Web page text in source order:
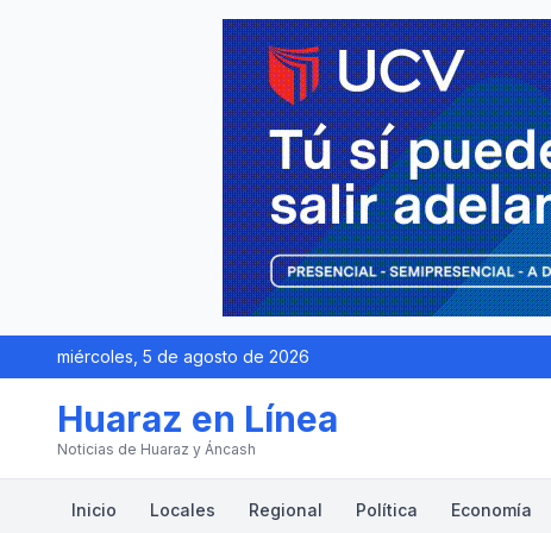
miércoles, 5 de agosto de 2026
Huaraz en Línea
Noticias de Huaraz y Áncash
Inicio Locales Regional Política Economía